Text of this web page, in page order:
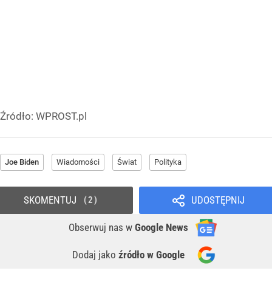
Źródło: WPROST.pl
Joe Biden Wiadomości Świat Polityka
UDOSTĘPNIJ
Obserwuj nas w Google News
Dodaj jako źródło w Google
SKOMENTUJ 2